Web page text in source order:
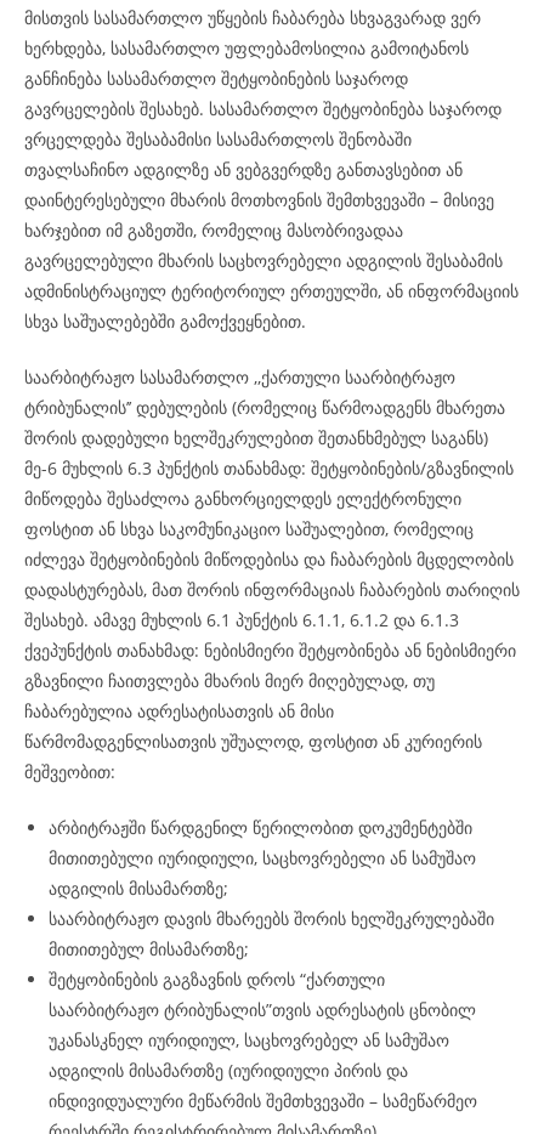
მისთვის სასამართლო უწყების ჩაბარება სხვაგვარად ვერ
ხერხდება, სასამართლო უფლებამოსილია გამოიტანოს
განჩინება სასამართლო შეტყობინების საჯაროდ
გავრცელების შესახებ. სასამართლო შეტყობინება საჯაროდ
ვრცელდება შესაბამისი სასამართლოს შენობაში
თვალსაჩინო ადგილზე ან ვებგვერდზე განთავსებით ან
დაინტერესებული მხარის მოთხოვნის შემთხვევაში – მისივე
ხარჯებით იმ გაზეთში, რომელიც მასობრივადაა
გავრცელებული მხარის საცხოვრებელი ადგილის შესაბამის
ადმინისტრაციულ ტერიტორიულ ერთეულში, ან ინფორმაციის
სხვა საშუალებებში გამოქვეყნებით.
საარბიტრაჟო სასამართლო ,,ქართული საარბიტრაჟო
ტრიბუნალის’’ დებულების (რომელიც წარმოადგენს მხარეთა
შორის დადებული ხელშეკრულებით შეთანხმებულ საგანს)
მე-6 მუხლის 6.3 პუნქტის თანახმად: შეტყობინების/გზავნილის
მიწოდება შესაძლოა განხორციელდეს ელექტრონული
ფოსტით ან სხვა საკომუნიკაციო საშუალებით, რომელიც
იძლევა შეტყობინების მიწოდებისა და ჩაბარების მცდელობის
დადასტურებას, მათ შორის ინფორმაციას ჩაბარების თარიღის
შესახებ. ამავე მუხლის 6.1 პუნქტის 6.1.1, 6.1.2 და 6.1.3
ქვეპუნქტის თანახმად: ნებისმიერი შეტყობინება ან ნებისმიერი
გზავნილი ჩაითვლება მხარის მიერ მიღებულად, თუ
ჩაბარებულია ადრესატისათვის ან მისი
წარმომადგენლისათვის უშუალოდ, ფოსტით ან კურიერის
მეშვეობით:
არბიტრაჟში წარდგენილ წერილობით დოკუმენტებში
მითითებული იურიდიული, საცხოვრებელი ან სამუშაო
ადგილის მისამართზე;
საარბიტრაჟო დავის მხარეებს შორის ხელშეკრულებაში
მითითებულ მისამართზე;
შეტყობინების გაგზავნის დროს “ქართული
საარბიტრაჟო ტრიბუნალის”თვის ადრესატის ცნობილ
უკანასკნელ იურიდიულ, საცხოვრებელ ან სამუშაო
ადგილის მისამართზე (იურიდიული პირის და
ინდივიდუალური მეწარმის შემთხვევაში – სამეწარმეო